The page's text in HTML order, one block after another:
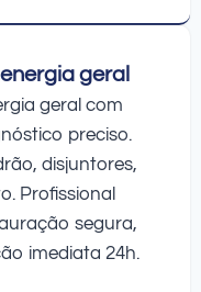
geral
geral com
preciso.
disjuntores,
Profissional
segura,
imediata 24h.